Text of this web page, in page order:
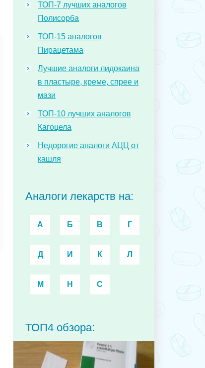
ТОП-7 лучших аналогов
Полисорба
ТОП-15 аналогов
Пирацетама
Лучшие аналоги лидокаина
в пластыре, креме, спрее и
мази
ТОП-10 лучших аналогов
Кагоцела
Недорогие аналоги АЦЦ от
кашля
Аналоги лекарств на:
А Б В Г
Д И К Л
М Н С
ТОП4 обзора: